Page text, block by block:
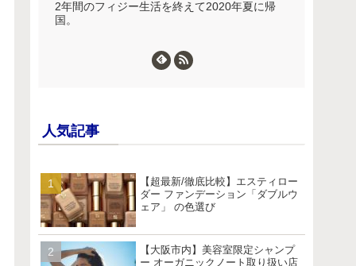
2年間のフィジー生活を終えて2020年夏に帰
国。
人気記事
【超最新/徹底比較】エスティロー
ダー ファンデーション「ダブルウ
ェア」 の色選び
【大阪市内】美容室限定シャンプ
ー オーガニックノート取り扱い店